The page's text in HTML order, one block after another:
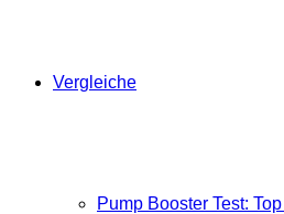
Vergleiche
Pump Booster Test: